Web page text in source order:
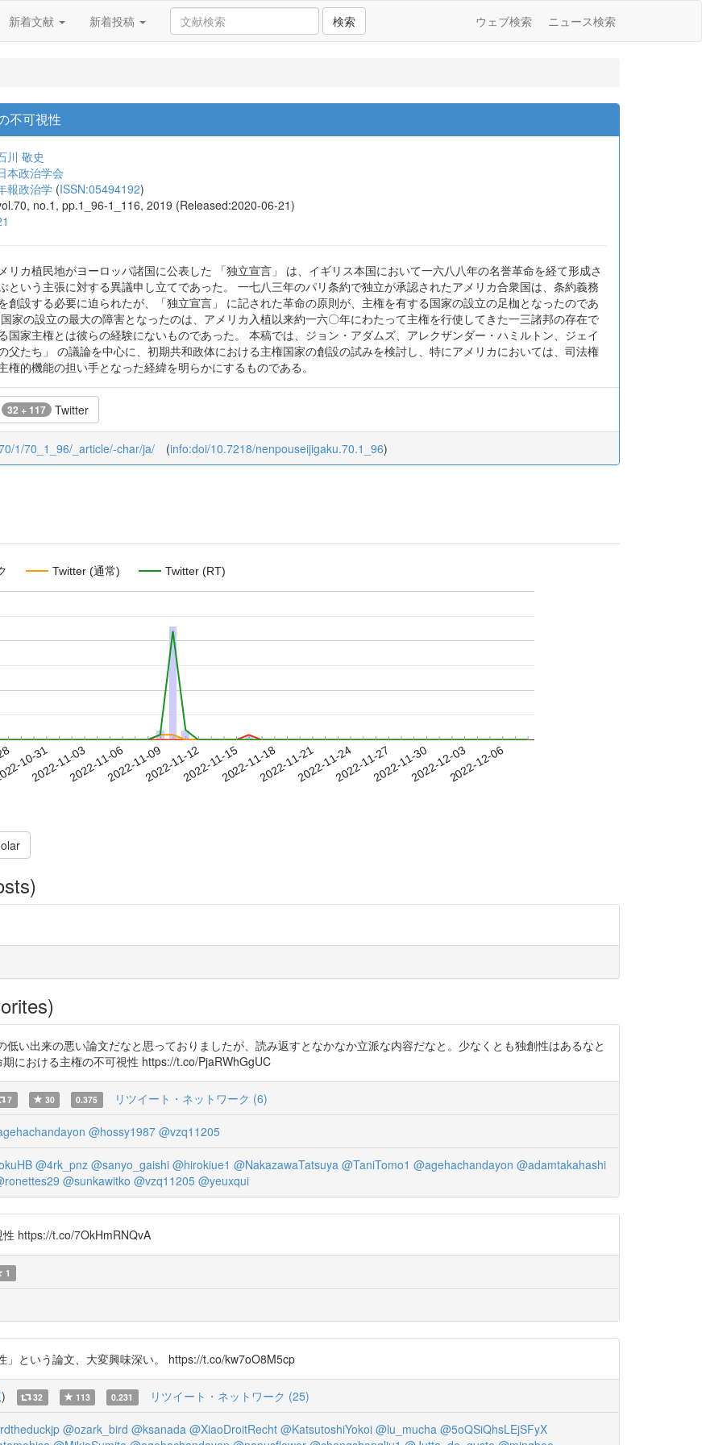
新着文献 新着投稿 検索 ウェブ検索 ニュース検索
不可視性
川 敬史
本政治学会
報政治学 (ISSN:05494192)
no.1, pp.1_96-1_116, 2019 (Released:2020-06-21)
リカ植民地がヨーロッパ諸国に公表した 「独立宣言」 は、イギリス本国において一六八八年の名誉革命を経て形成さ
という主張に対する異議申し立てであった。 一七八三年のパリ条約で独立が承認されたアメリカ合衆国は、条約義務
創設する必要に迫られたが、「独立宣言」 に記された革命の原則が、主権を有する国家の設立の足枷となったのであ
家の設立の最大の障害となったのは、アメリカ入植以来約一六〇年にわたって主権を行使してきた一三諸邦の存在で
国家主権とは彼らの経験にないものであった。 本稿では、ジョン・アダムズ、アレクザンダー・ハミルトン、ジェイ
父たち」 の議論を中心に、初期共和政体における主権国家の創設の試みを検討し、特にアメリカにおいては、司法権
権的機能の担い手となった経緯を明らかにするものである。
32 + 117 Twitter
1/70_1_96/_article/-char/ja/ (info:doi/10.7218/nenpouseijigaku.70.1_96)
Twitter (通常) Twitter (RT)
10-31
2022-11-032022-11-062022-11-092022-11-122022-11-152022-11-182022-11-212022-11-242022-11-272022-11-302022-12-032022-12-06
い出来の悪い論文だなと思っておりましたが、読み返すとなかなか立派な内容だなと。少なくとも独創性はあるなと
における主権の不可視性 https://t.co/PjaRWhGgUC
7 30 0.375 リツイート・ネットワーク (6)
@hossy1987 @vzq11205
@4rk_pnz @sanyo_gaishi @hirokiue1 @NakazawaTatsuya @TaniTomo1 @agehachandayon @adamtakahashi
@sunkawitko @vzq11205 @yeuxqui
https://t.co/7OkHmRNQvA
1
という論文、大変興味深い。 https://t.co/kw7oO8M5cp
) 32 113 0.231 リツイート・ネットワーク (25)
@ozark_bird @ksanada @XiaoDroitRecht @KatsutoshiYokoi @lu_mucha @5oQSiQhsLEjSFyX